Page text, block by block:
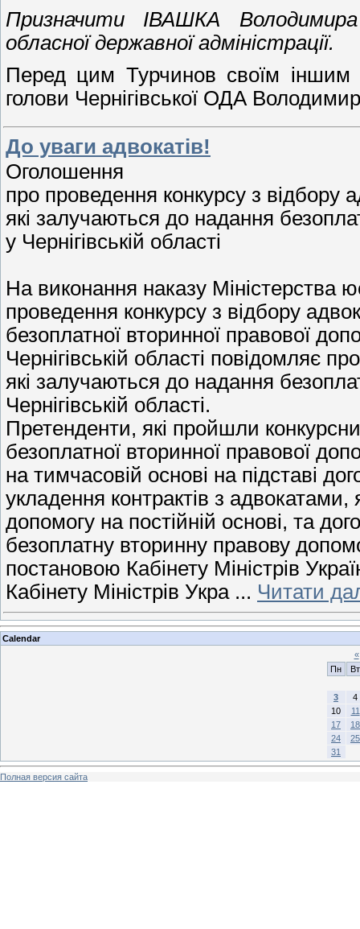
Призначити ІВАШКА Володимира
обласної державної адміністрації.
Перед цим Турчинов своїм іншим
голови Чернігівської ОДА
До уваги адвокатів!
Оголошення
про проведення конкурсу з відбору
які залучаються до надання
у Чернігівській області
На виконання наказу Міністерства
проведення конкурсу з відбору
безоплатної вторинної правової
Чернігівській області повідомляє
які залучаються до надання
Чернігівській області.
Претенденти, які пройшли
безоплатної вторинної правової
на тимчасовій основі на підставі
укладення контрактів з
допомогу на постійній основі, та
безоплатну вторинну правову
постановою Кабінету Міністрів
Кабінету Міністрів Укра ... Читати
Calendar
«
Пн
Вт
3
4
10
11
17
18
24
25
31
Полная версия сайта